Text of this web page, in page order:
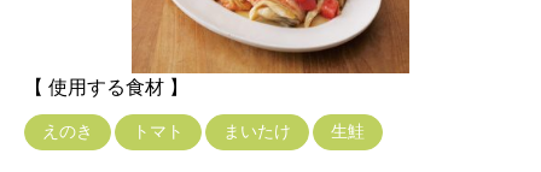
【 使用する食材 】
えのき トマト まいたけ 生鮭